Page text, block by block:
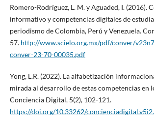
Romero-Rodríguez, L. M. y Aguaded, I. (2016).
informativo y competencias digitales de
periodismo de Colombia, Perú y Venezuela.
57. http://www.scielo.org.mx/pdf/conver/
conver-23-70-00035.pdf
Yong, L.R. (2022). La alfabetización
mirada al desarrollo de estas competencias en
Conciencia Digital, 5(2), 102-121.
https://doi.org/10.33262/